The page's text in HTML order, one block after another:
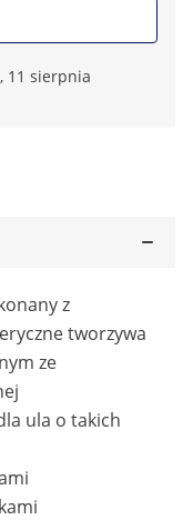
11 sierpnia
z
tworzywa
ze
ula o takich